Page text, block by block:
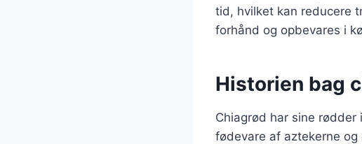
tid, hvilket kan reducere
forhånd og opbevares i
Historien bag
Chiagrød har sine
fødevare af aztekerne